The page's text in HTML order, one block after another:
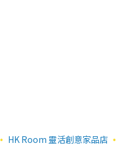
HK Room 靈活創意家品店